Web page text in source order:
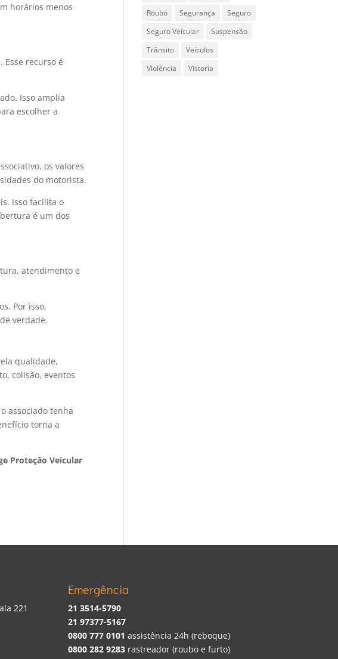
horários menos
Esse recurso é
Isso amplia
escolher a
os valores
do motorista.
Isso facilita o
é um dos
atendimento e
Por isso,
verdade.
qualidade,
colisão, eventos
associado tenha
torna a
Proteção Veicular
Roubo
Segurança
Seguro
Seguro Veícular
Suspensão
Trânsito
Veículos
Violência
Vistoria
221
Emergência
21 3514-5790
21 97377-5167
0800 777 0101 assistência 24h (reboque)
0800 282 9283rastreador (roubo e furto)